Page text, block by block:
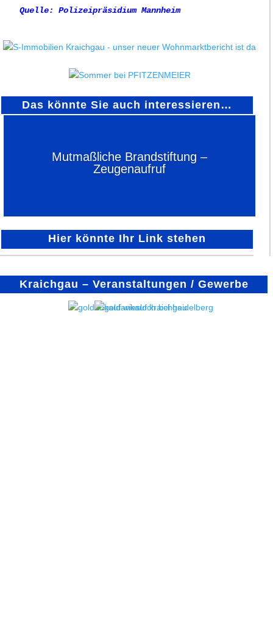
Quelle: Polizeipräsidium Mannheim
Das könnte Sie auch interessieren…
Mutmaßliche Brandstiftung –
Zeugenaufruf
Hier könnte Ihr Link stehen
Kraichgau – Veranstaltungen / Gewerbe